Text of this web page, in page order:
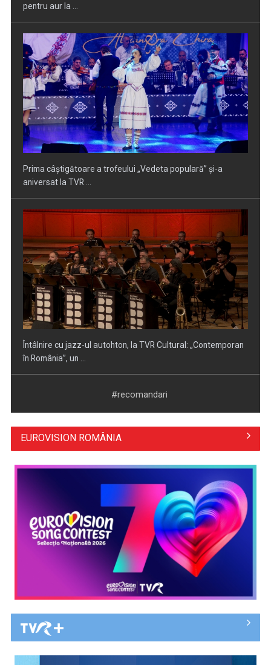
aniversat la TVR ...
Întâlnire cu jazz-ul autohton, la TVR Cultural: „Contemporan
în România”, un ...
Piesa „Inimă, nu fi de piatră” a Corinei Chiriac ia argintul în
concursul ...
Hora care unește generații | VIDEO
#recomandari
EUROVISION ROMÂNIA